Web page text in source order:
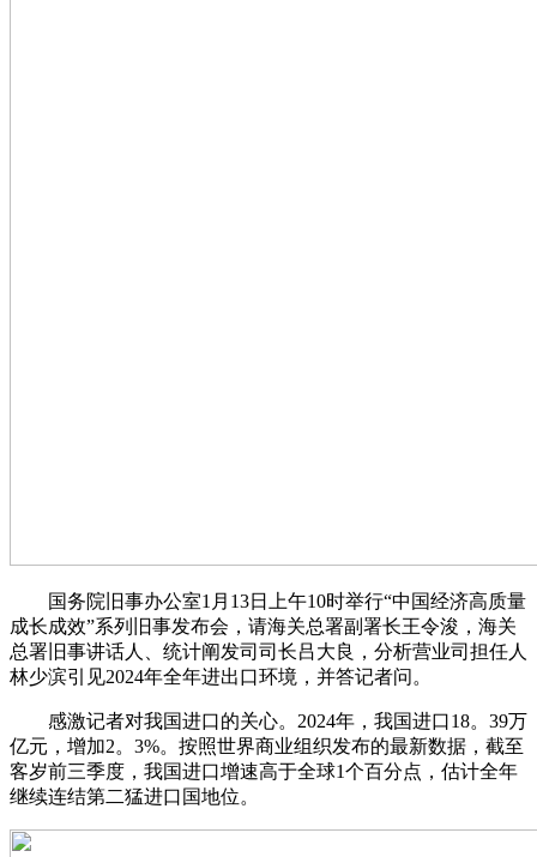
国务院旧事办公室1月13日上午10时举行“中国经济高质量
成长成效”系列旧事发布会，请海关总署副署长王令浚，海关
总署旧事讲话人、统计阐发司司长吕大良，分析营业司担任人
林少滨引见2024年全年进出口环境，并答记者问。
感激记者对我国进口的关心。2024年，我国进口18。39万
亿元，增加2。3%。按照世界商业组织发布的最新数据，截至
客岁前三季度，我国进口增速高于全球1个百分点，估计全年
继续连结第二猛进口国地位。